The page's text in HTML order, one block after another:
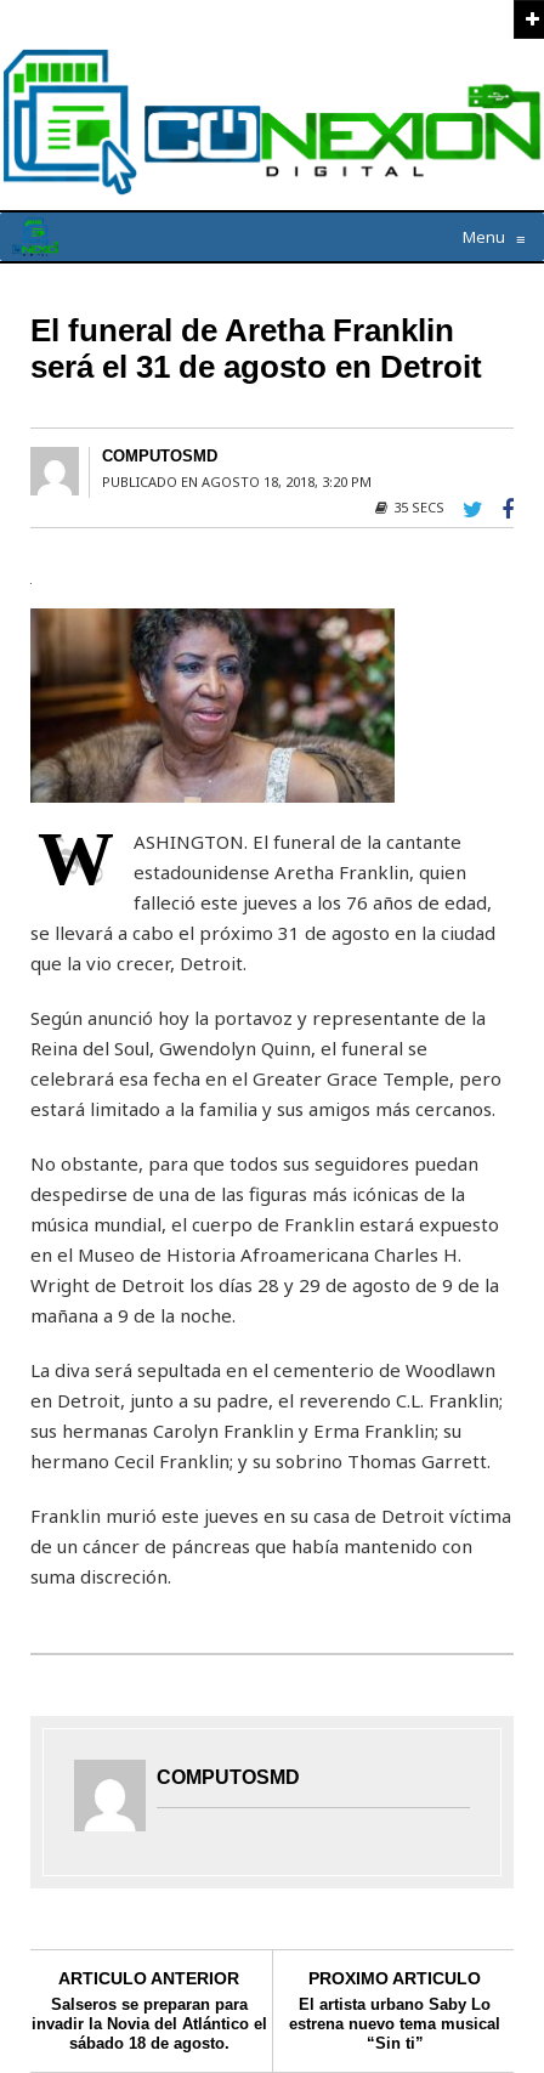
Menu ≡
El funeral de Aretha Franklin
será el 31 de agosto en Detroit
COMPUTOSMD
PUBLICADO EN AGOSTO 18, 2018, 3:20 PM
35 SECS
W
ASHINGTON. El funeral de la cantante
estadounidense Aretha Franklin, quien
falleció este jueves a los 76 años de edad,
se llevará a cabo el próximo 31 de agosto en la ciudad
que la vio crecer, Detroit.
Según anunció hoy la portavoz y representante de la
Reina del Soul, Gwendolyn Quinn, el funeral se
celebrará esa fecha en el Greater Grace Temple, pero
estará limitado a la familia y sus amigos más cercanos.
No obstante, para que todos sus seguidores puedan
despedirse de una de las figuras más icónicas de la
música mundial, el cuerpo de Franklin estará expuesto
en el Museo de Historia Afroamericana Charles H.
Wright de Detroit los días 28 y 29 de agosto de 9 de la
mañana a 9 de la noche.
La diva será sepultada en el cementerio de Woodlawn
en Detroit, junto a su padre, el reverendo C.L. Franklin;
sus hermanas Carolyn Franklin y Erma Franklin; su
hermano Cecil Franklin; y su sobrino Thomas Garrett.
Franklin murió este jueves en su casa de Detroit víctima
de un cáncer de páncreas que había mantenido con
suma discreción.
COMPUTOSMD
ARTICULO ANTERIOR
Salseros se preparan para
invadir la Novia del Atlántico el
sábado 18 de agosto.
PROXIMO ARTICULO
El artista urbano Saby Lo
estrena nuevo tema musical
“Sin ti”